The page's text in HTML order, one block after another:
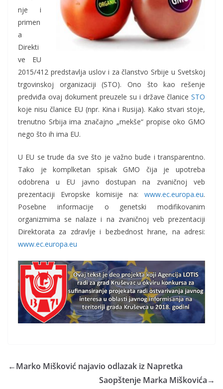
nje i
primen
a
Direkti
ve EU
2015/412 predstavlja uslov i za članstvo Srbije u Svetskoj
trgovinskoj organizaciji (STO). Ono što kao rešenje
predviđa ovaj dokument preuzele su i države članice STO
koje nisu članice EU (npr. Kina i Rusija). Kako stvari stoje,
trenutno Srbija ima značajno „mekše“ propise oko GMO
nego što ih ima EU.
U EU se trude da sve što je važno bude i transparentno.
Tako je komplketan spisak GMO čija je upotreba
odobrena u EU javno dostupan na zvaničnoj veb
prezentaciji Evropske komisije na: www.ec.europa.eu.
Posebne informacije o genetski modifikovanim
organizmima se nalaze i na zvaničnoj veb prezentaciji
Direktorata za zdravlje i bezbednost hrane, na adresi:
www.ec.europa.eu
←Marko Mišković najavio odlazak iz Napretka
Saopštenje Marka Miškovića→